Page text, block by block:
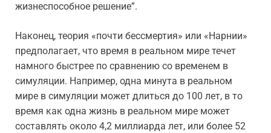
жизнеспособное решение”.
Наконец, теория «почти бессмертия» или «Нарнии»
предполагает, что время в реальном мире течет
намного быстрее по сравнению со временем в
симуляции. Например, одна минута в реальном
мире в симуляции может длиться до 100 лет, в то
время как одна жизнь в реальном мире может
составлять около 4,2 миллиарда лет, или более 52